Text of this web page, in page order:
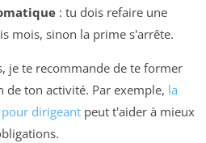
: tu dois refaire une
mois, sinon la prime s'arrête.
je te recommande de te former
ton activité. Par exemple, la
dirigeant peut t'aider à mieux